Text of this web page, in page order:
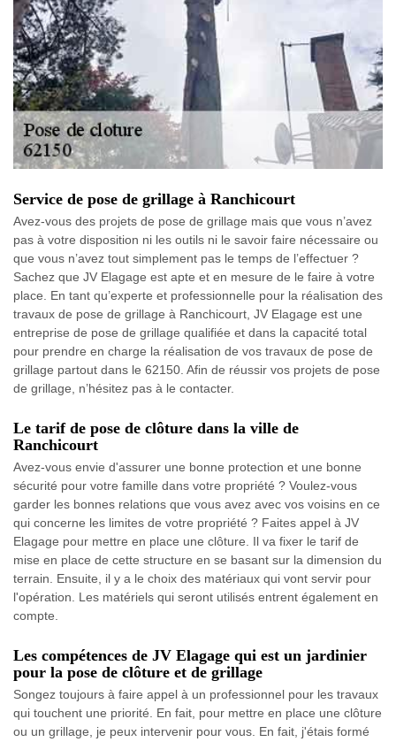
Service de pose de grillage à Ranchicourt
Avez-vous des projets de pose de grillage mais que vous n’avez
pas à votre disposition ni les outils ni le savoir faire nécessaire ou
que vous n’avez tout simplement pas le temps de l’effectuer ?
Sachez que JV Elagage est apte et en mesure de le faire à votre
place. En tant qu’experte et professionnelle pour la réalisation des
travaux de pose de grillage à Ranchicourt, JV Elagage est une
entreprise de pose de grillage qualifiée et dans la capacité total
pour prendre en charge la réalisation de vos travaux de pose de
grillage partout dans le 62150. Afin de réussir vos projets de pose
de grillage, n’hésitez pas à le contacter.
Le tarif de pose de clôture dans la ville de
Ranchicourt
Avez-vous envie d'assurer une bonne protection et une bonne
sécurité pour votre famille dans votre propriété ? Voulez-vous
garder les bonnes relations que vous avez avec vos voisins en ce
qui concerne les limites de votre propriété ? Faites appel à JV
Elagage pour mettre en place une clôture. Il va fixer le tarif de
mise en place de cette structure en se basant sur la dimension du
terrain. Ensuite, il y a le choix des matériaux qui vont servir pour
l'opération. Les matériels qui seront utilisés entrent également en
compte.
Les compétences de JV Elagage qui est un jardinier
pour la pose de clôture et de grillage
Songez toujours à faire appel à un professionnel pour les travaux
qui touchent une priorité. En fait, pour mettre en place une clôture
ou un grillage, je peux intervenir pour vous. En fait, j'étais formé